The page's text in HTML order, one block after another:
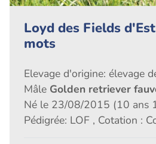
Loyd des Fields
mots
Elevage d'origine: élevage
Mâle Golden retriever
Né le 23/08/2015 (10 ans
Pédigrée: LOF , Cotation :